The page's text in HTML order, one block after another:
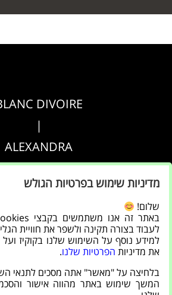
DIVOIRE
|
ALEXANDRA
|
AGRIPPA
הצהרת נגישות
|
מדיניות פרטיות
מדיניות שימוש בפרטיות הגולש
שלום!
לעבוד בצורה תקינה ולשפר את חוויית
למידע נוסף על השימוש שלנו בקוקיז ועל
את מדיניות הפרטיות שלנו.
בלחיצה על "מאשר" אתה מסכים לתנאי
המשך שימוש באתר מהווה אישור